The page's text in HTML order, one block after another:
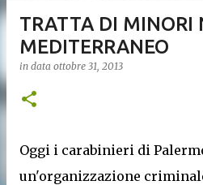
TRATTA DI MINORI
MEDITERRANEO
in data ottobre 31, 2013
Oggi i carabinieri di
un'organizzazione